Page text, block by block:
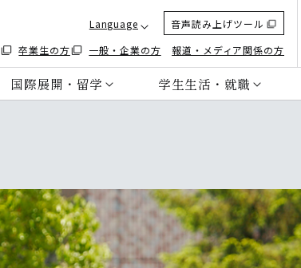
Language
音声読み上げツール
卒業生の方 一般・企業の方 報道・メディア関係の方
国際展開・留学 学生生活・就職